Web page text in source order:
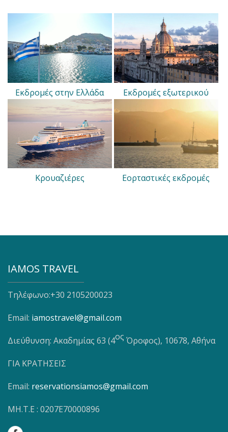
Εκδρομές στην Ελλάδα Εκδρομές εξωτερικού
Κρουαζιέρες Εορταστικές εκδρομές
IAMOS TRAVEL
Τηλέφωνο:+30 2105200023
Email: iamostravel@gmail.com
Διεύθυνση: Ακαδημίας 63 (4ος Όροφος), 10678, Αθήνα
ΓΙΑ ΚΡΑΤΗΣΕΙΣ
Email: reservationsiamos@gmail.com
ΜΗ.Τ.Ε : 0207E70000896